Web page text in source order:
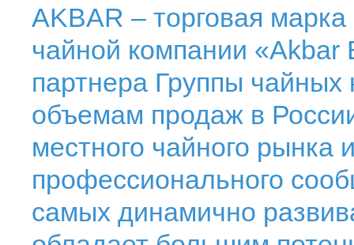
AKBAR – торговая
чайной компании «Akbar
партнера Группы
объемам продаж в
местного чайного рынка
профессионального
самых динамично